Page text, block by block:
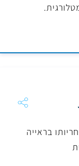
בראייה